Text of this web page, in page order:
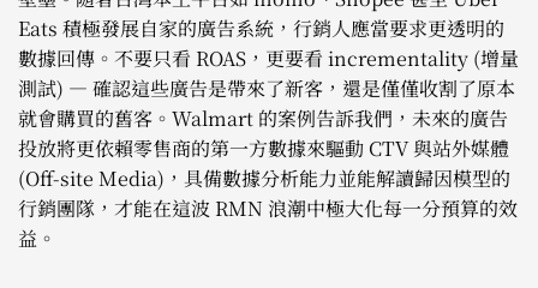
Eats 積極發展自家的廣告系統，行銷人應當要求更透明的
數據回傳。不要只看 ROAS，更要看 incrementality (增量
測試) — 確認這些廣告是帶來了新客，還是僅僅收割了原本
就會購買的舊客。Walmart 的案例告訴我們，未來的廣告
投放將更依賴零售商的第一方數據來驅動 CTV 與站外媒體
(Off-site Media)，具備數據分析能力並能解讀歸因模型的
行銷團隊，才能在這波 RMN 浪潮中極大化每一分預算的效
益。